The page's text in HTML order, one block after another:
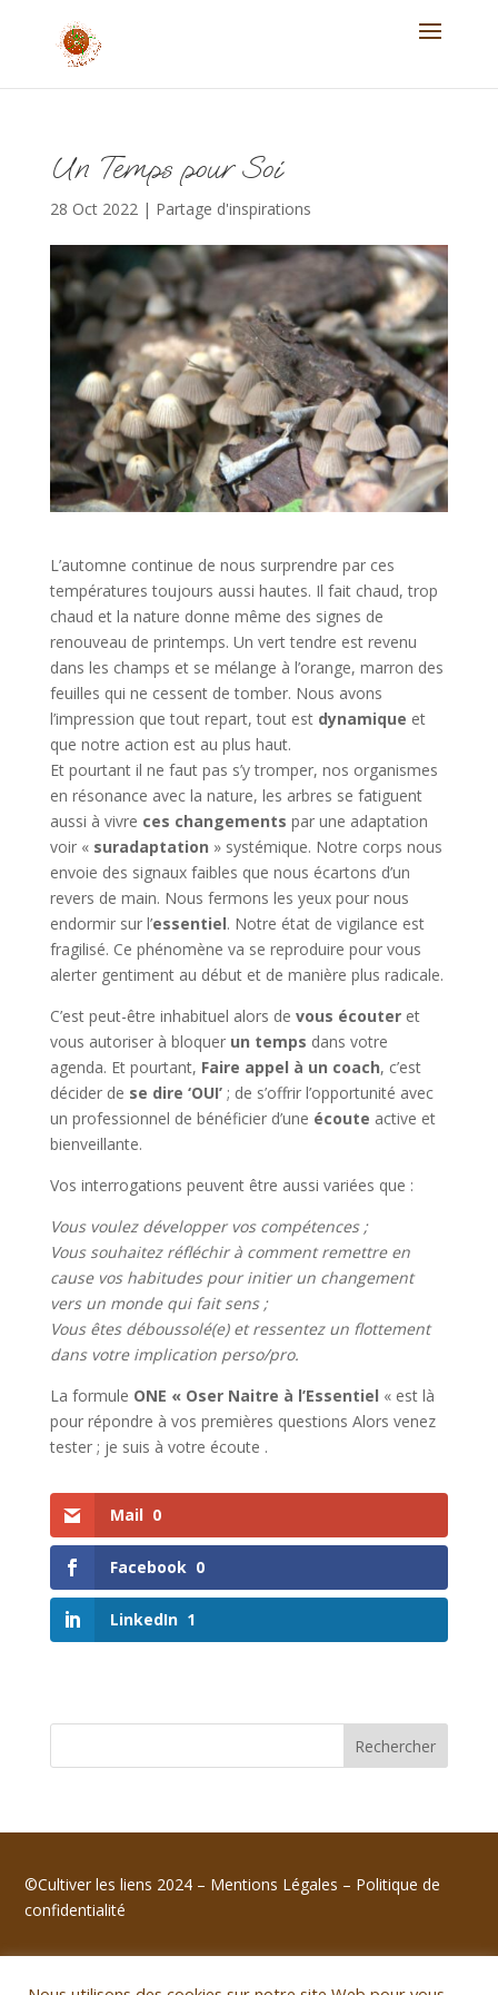
Un Temps pour Soi
28 Oct 2022| Partage d'inspirations
L’automne continue de nous surprendre par ces
températures toujours aussi hautes. Il fait chaud, trop
chaud et la nature donne même des signes de
renouveau de printemps. Un vert tendre est revenu
dans les champs et se mélange à l’orange, marron des
feuilles qui ne cessent de tomber. Nous avons
l’impression que tout repart, tout est dynamique et
que notre action est au plus haut.
Et pourtant il ne faut pas s’y tromper, nos organismes
en résonance avec la nature, les arbres se fatiguent
aussi à vivre ces changements par une adaptation
voir « suradaptation » systémique. Notre corps nous
envoie des signaux faibles que nous écartons d’un
revers de main. Nous fermons les yeux pour nous
endormir sur l’essentiel. Notre état de vigilance est
fragilisé. Ce phénomène va se reproduire pour vous
alerter gentiment au début et de manière plus radicale.
C’est peut-être inhabituel alors de vous écouteret
vous autoriser à bloquerun temps dans votre
agenda. Et pourtant, Faire appel à un coach, c’est
décider de se dire ‘OUI’; de s’offrir l’opportunité avec
un professionnel de bénéficier d’une écoute active et
bienveillante.
Vos interrogations peuvent être aussi variées que :
Vous voulez développer vos compétences ;
Vous souhaitez réfléchir à comment remettre en
cause vos habitudes pour initier un changement
vers un monde qui fait sens ;
Vous êtes déboussolé(e) et ressentez un flottement
dans votre implication perso/pro.
La formule ONE « Oser Naitre à l’Essentiel « est là
pour répondre à vos premières questions Alors venez
tester ; je suis à votre écoute .
Mail 0
Facebook 0
LinkedIn 1
Rechercher
©Cultiver les liens 2024 – Mentions Légales – Politique de
confidentialité